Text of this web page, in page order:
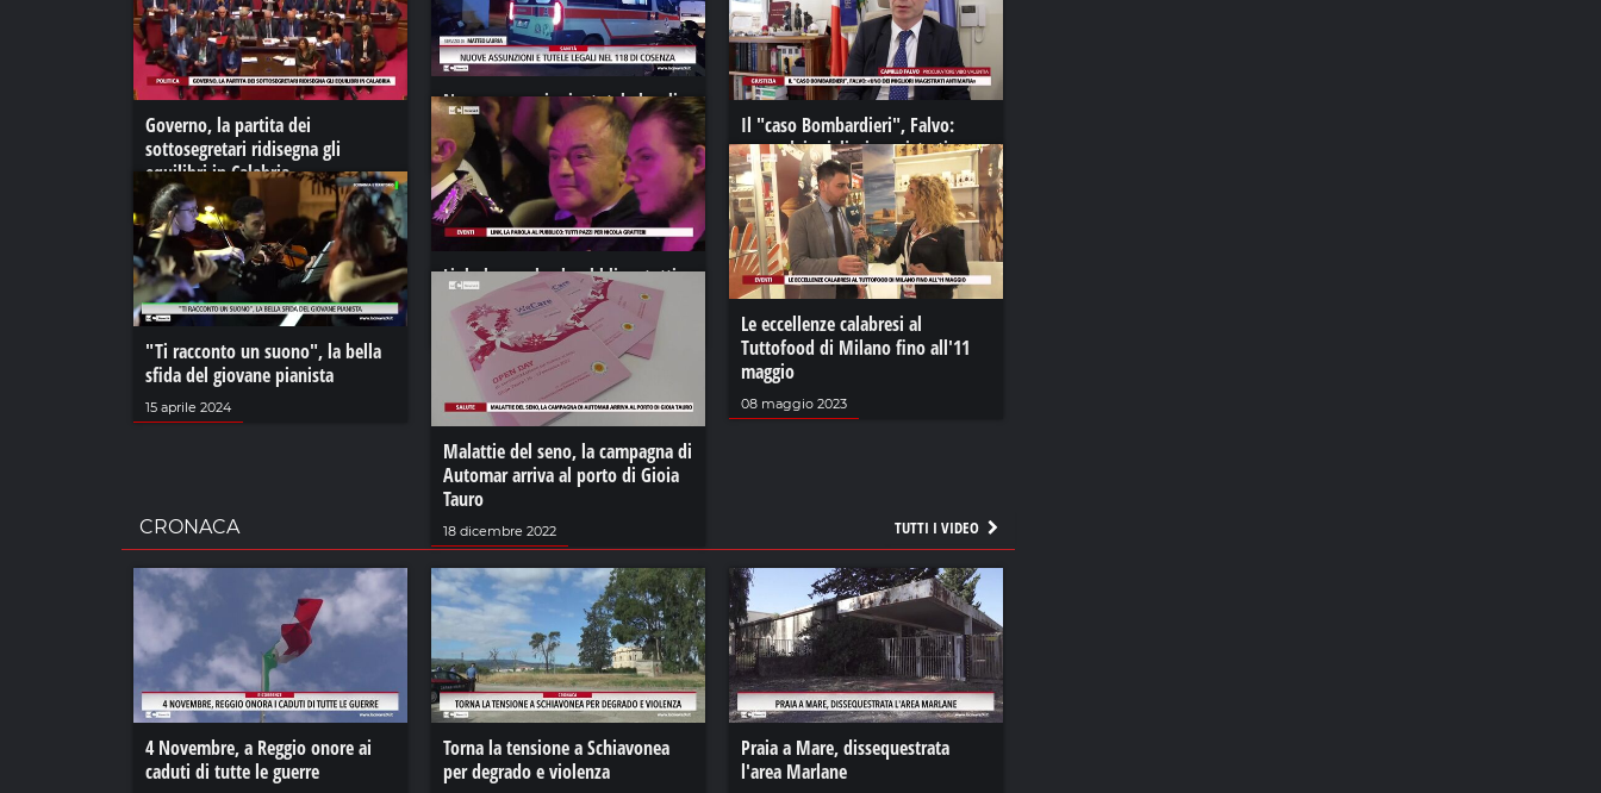
Nuove assunzioni e tutele legali
nel 118 di Cosenza
18 novembre 2023
Governo, la partita dei
sottosegretari ridisegna gli
equilibri in Calabria
01 novembre 2022
Il "caso Bombardieri", Falvo:
«uno dei migliori magistrati
antimafia»
05 febbraio 2023
Link, la parola al pubblico: tutti
pazzi per Nicola Gratteri
06 agosto 2023
Le eccellenze calabresi al
Tuttofood di Milano fino all'11
maggio
08 maggio 2023
"Ti racconto un suono", la bella
sfida del giovane pianista
15 aprile 2024
Malattie del seno, la campagna di
Automar arriva al porto di Gioia
Tauro
18 dicembre 2022 TUTTI I VIDEO
CRONACA
4 Novembre, a Reggio onore ai
caduti di tutte le guerre
Torna la tensione a Schiavonea
per degrado e violenza
Praia a Mare, dissequestrata
l'area Marlane